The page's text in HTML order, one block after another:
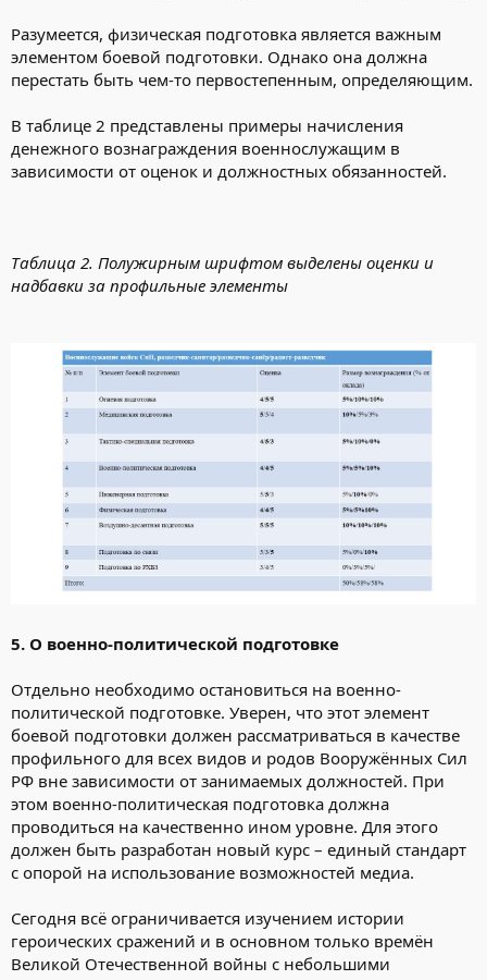
Разумеется, физическая подготовка является важным
элементом боевой подготовки. Однако она должна
перестать быть чем-то первостепенным, определяющим.
В таблице 2 представлены примеры начисления
денежного вознаграждения военнослужащим в
зависимости от оценок и должностных обязанностей.
Таблица 2. Полужирным шрифтом выделены оценки и
надбавки за профильные элементы
5. О военно-политической подготовке
Отдельно необходимо остановиться на военно-
политической подготовке. Уверен, что этот элемент
боевой подготовки должен рассматриваться в качестве
профильного для всех видов и родов Вооружённых Сил
РФ вне зависимости от занимаемых должностей. При
этом военно-политическая подготовка должна
проводиться на качественно ином уровне. Для этого
должен быть разработан новый курс – единый стандарт
с опорой на использование возможностей медиа.
Сегодня всё ограничивается изучением истории
героических сражений и в основном только времён
Великой Отечественной войны с небольшими